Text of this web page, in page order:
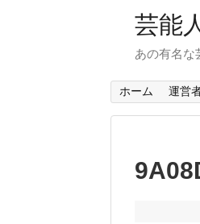
芸能
あの有名な
ホーム 運営